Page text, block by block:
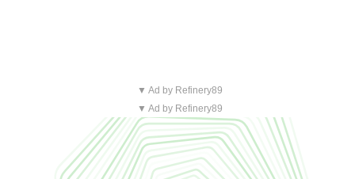
▼ Ad by Refinery89
▼ Ad by Refinery89